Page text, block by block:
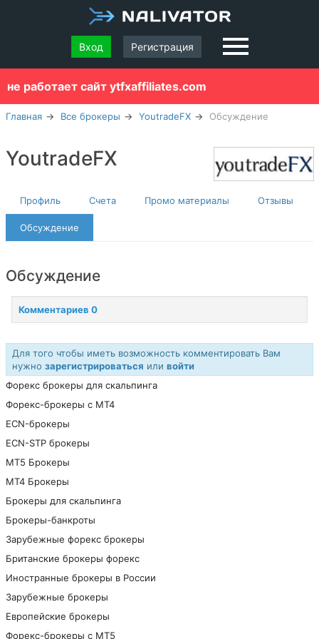
Вход Регистрация
не работает сайт ytfxaffiliates.com
Главная Все брокеры YoutradeFX Обсуждение
YoutradeFX
Профиль Счета Промо материалы Отзывы
Обсуждение
Обсуждение
Комментариев 0
Для того чтобы иметь возможность комментировать Вам
нужно зарегистрироваться или войти
Форекс брокеры для скальпинга
Форекс-брокеры с MT4
ECN-брокеры
ECN-STP брокеры
МТ5 Брокеры
МТ4 Брокеры
Брокеры для скальпинга
Брокеры-банкроты
Зарубежные форекс брокеры
Британские брокеры форекс
Иностранные брокеры в России
Зарубежные брокеры
Европейские брокеры
Форекс-брокеры с MT5